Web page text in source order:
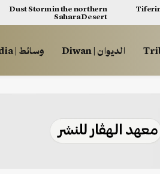
Dust Storm in the northern
Sahara Desert
الديوان | Diwan وسائط | Multimédia